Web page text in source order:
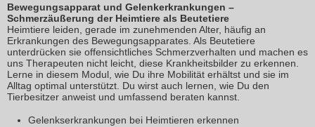
Bewegungsapparat und Gelenkerkrankungen –
Schmerzäußerung der Heimtiere als Beutetiere
Heimtiere leiden, gerade im zunehmenden Alter, häufig an
Erkrankungen des Bewegungsapparates. Als Beutetiere
unterdrücken sie offensichtliches Schmerzverhalten und machen es
uns Therapeuten nicht leicht, diese Krankheitsbilder zu erkennen.
Lerne in diesem Modul, wie Du ihre Mobilität erhältst und sie im
Alltag optimal unterstützt. Du wirst auch lernen, wie Du den
Tierbesitzer anweist und umfassend beraten kannst.
Gelenkserkrankungen bei Heimtieren erkennen